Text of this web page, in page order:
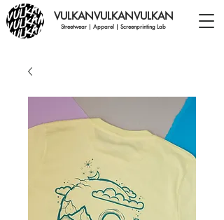
VULKANVULKANVULKAN
Streetwear | Apparel | Screenprinting Lab